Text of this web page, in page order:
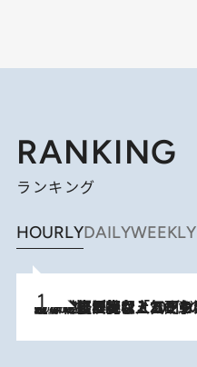
RANKING
ランキング
HOURLYDAILYWEEKLY
2026.8.5
【なぜ吉沢亮は「気配を消せる」のか？】興行収入208億の『国宝』を経て挑むミュージカル『ディア・エヴァン・ハンセン』。トップ俳優が舞台上でさらけ出した“孤独”とは